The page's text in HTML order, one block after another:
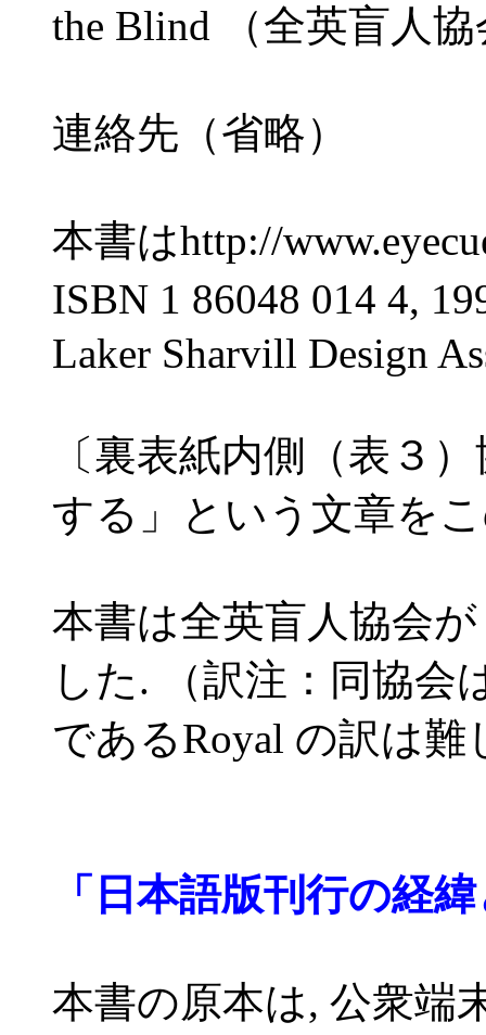
the Blind （全英盲人
連絡先（省略）
本書はhttp://
ISBN 1 86048 014 4,
Laker Sharvill Design
〔裏表紙内側（表３
する」という文章を
本書は全英盲人協会
した. （訳注：同協会
であるRoyal の訳は
「日本語版刊行の経
本書の原本は, 公衆端